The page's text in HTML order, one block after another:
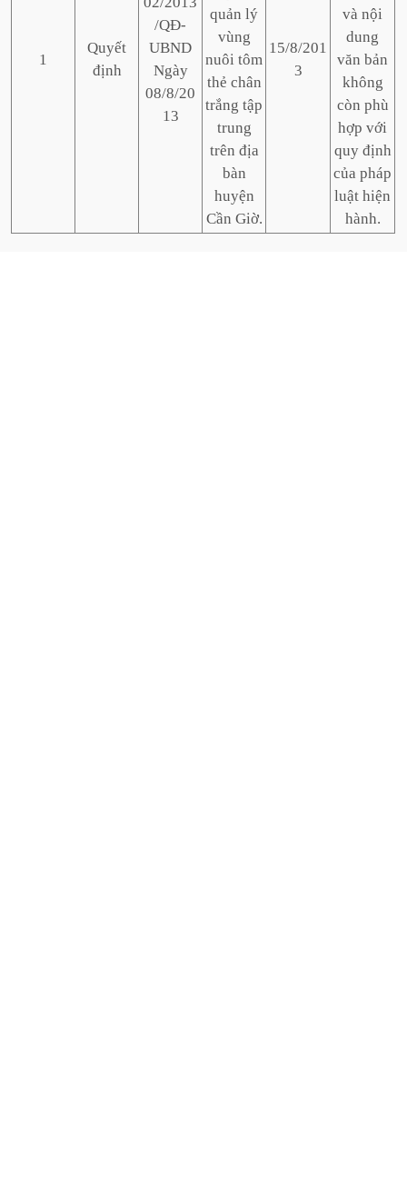
1
Quyết
định
/QĐ-
UBND
Ngày
08/8/20
13
quản lý
vùng
nuôi tôm
thẻ chân
trắng tập
trung
trên địa
bàn
huyện
Cần Giờ.
15/8/201
3
và nội
dung
văn bản
không
còn phù
hợp với
quy định
của pháp
luật hiện
hành.